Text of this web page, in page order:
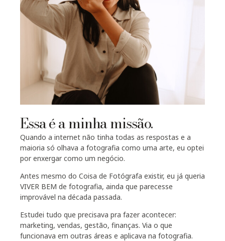
Essa é a minha missão.
Quando a internet não tinha todas as respostas e a
maioria só olhava a fotografia como uma arte, eu optei
por enxergar como um negócio.
Antes mesmo do Coisa de Fotógrafa existir, eu já queria
VIVER BEM de fotografia, ainda que parecesse
improvável na década passada.
Estudei tudo que precisava pra fazer acontecer:
marketing, vendas, gestão, finanças. Via o que
funcionava em outras áreas e aplicava na fotografia.